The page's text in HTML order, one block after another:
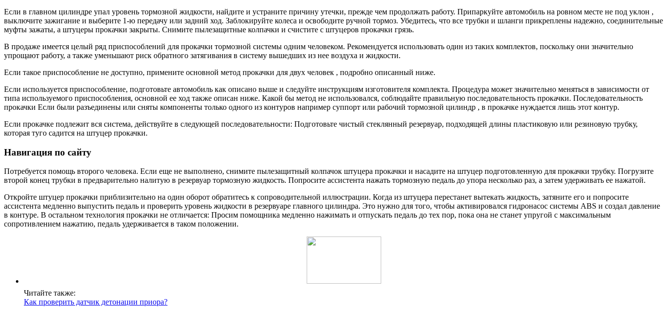
Если в главном цилиндре упал уровень тормозной жидкости, найдите и устраните причину утечки, прежде чем продолжать работу. Припаркуйте автомобиль на ровном месте не под уклон ,
выключите зажигание и выберите 1-ю передачу или задний ход. Заблокируйте колеса и освободите ручной тормоз. Убедитесь, что все трубки и шланги прикреплены надежно, соединительные
муфты зажаты, а штуцеры прокачки закрыты. Снимите пылезащитные колпачки и счистите с штуцеров прокачки грязь.
В продаже имеется целый ряд приспособлений для прокачки тормозной системы одним человеком. Рекомендуется использовать один из таких комплектов, поскольку они значительно
упрощают работу, а также уменьшают риск обратного затягивания в систему вышедших из нее воздуха и жидкости.
Если такое приспособление не доступно, примените основной метод прокачки для двух человек , подробно описанный ниже.
Если используется приспособление, подготовьте автомобиль как описано выше и следуйте инструкциям изготовителя комплекта. Процедура может значительно меняться в зависимости от
типа используемого приспособления, основной ее ход также описан ниже. Какой бы метод не использовался, соблюдайте правильную последовательность прокачки. Последовательность
прокачки Если были разъединены или сняты компоненты только одного из контуров например суппорт или рабочий тормозной цилиндр , в прокачке нуждается лишь этот контур.
Если прокачке подлежит вся система, действуйте в следующей последовательности: Подготовьте чистый стеклянный резервуар, подходящей длины пластиковую или резиновую трубку,
которая туго садится на штуцер прокачки.
Навигация по сайту
Потребуется помощь второго человека. Если еще не выполнено, снимите пылезащитный колпачок штуцера прокачки и насадите на штуцер подготовленную для прокачки трубку. Погрузите
второй конец трубки в предварительно налитую в резервуар тормозную жидкость. Попросите ассистента нажать тормозную педаль до упора несколько раз, а затем удерживать ее нажатой.
Откройте штуцер прокачки приблизительно на один оборот обратитесь к сопроводительной иллюстрации. Когда из штуцера перестанет вытекать жидкость, затяните его и попросите
ассистента медленно выпустить педаль и проверить уровень жидкости в резервуаре главного цилиндра. Это нужно для того, чтобы активировался гидронасос системы ABS и создал давление
в контуре. В остальном технология прокачки не отличается: Просим помощника медленно нажимать и отпускать педаль до тех пор, пока она не станет упругой с максимальным
сопротивлением нажатию, педаль удерживается в таком положении.
Читайте также:
Как проверить датчик детонации приора?